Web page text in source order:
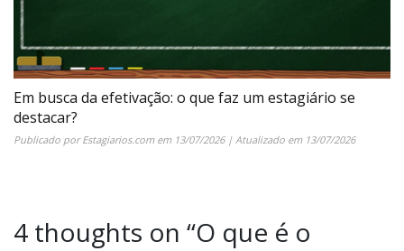
Em busca da efetivação: o que faz um estagiário se
destacar?
Publicado porEstagiarios.comem 13/07/2026| Atualizado em 13/07/2026
4 thoughts on “O que é o